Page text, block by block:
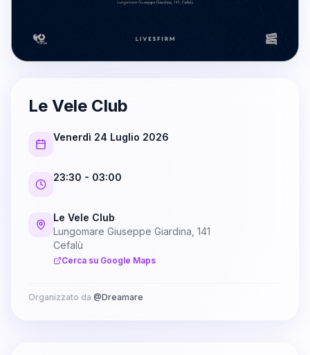
Le Vele Club
Venerdì 24 Luglio 2026
23:30 - 03:00
Le Vele Club
Lungomare Giuseppe Giardina, 141
Cefalù
Cerca su Google Maps
Organizzato da @Dreamare